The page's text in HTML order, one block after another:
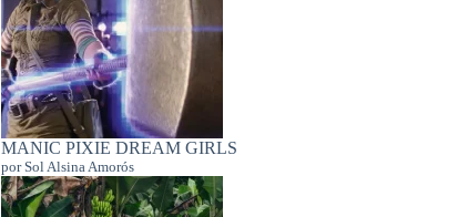
MANIC PIXIE DREAM GIRLS
por Sol Alsina Amorós